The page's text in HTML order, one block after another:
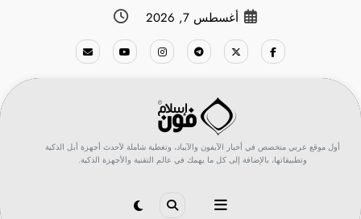
أغسطس 7, 2026
أول موقع عربي متخصص في أخبار الآيفون والآيباد، وتغطية شاملة لأحدث أجهزة أبل الذكية
وتطبيقاتها، بالإضافة إلى كل ما يهمك في عالم التقنية والأجهزة الذكية.